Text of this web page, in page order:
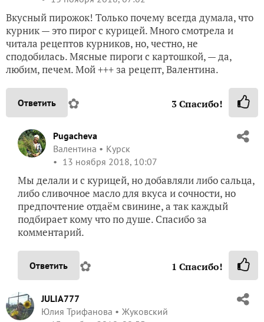
Вкусный пирожок! Только почему всегда думала, что
курник — это пирог с курицей. Много смотрела и
читала рецептов курников, но, честно, не
сподобилась. Мясные пироги с картошкой, — да,
любим, печем. Мой +++ за рецепт, Валентина.
Ответить ✿ 3Спасибо!
Pugacheva
Валентина
Курск
13 ноября 2018, 10:07
Мы делали и с курицей, но добавляли либо сальца,
либо сливочное масло для вкуса и сочности, но
предпочтение отдаём свинине, а так каждый
подбирает кому что по душе. Спасибо за
комментарий.
Ответить ✿ 1 Спасибо!
JULIA777
Юлия Трифанова
Жуковский